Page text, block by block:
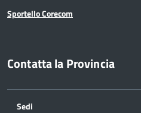
Sportello Corecom
Contatta la Provincia
Sedi